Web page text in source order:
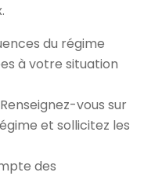
du régime
à votre situation
Renseignez-vous sur
et sollicitez les
des